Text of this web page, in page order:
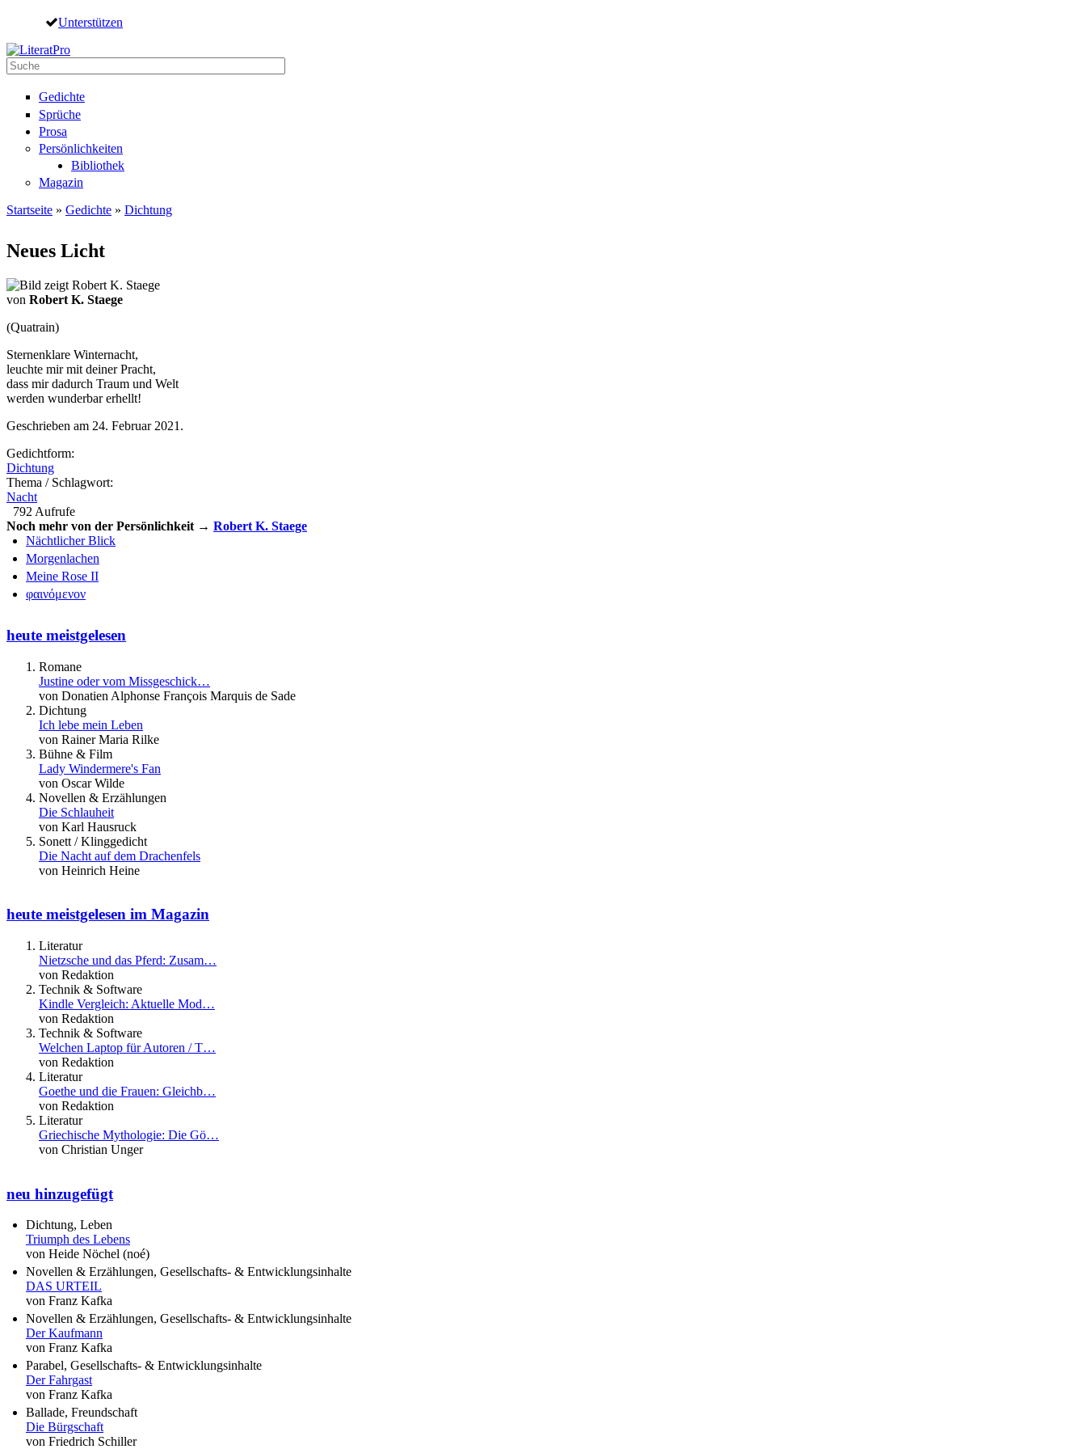
Direkt zum Inhalt
Unterstützen
Suche
Gedichte
Sprüche
Prosa
Persönlichkeiten
Bibliothek
Magazin
Startseite » Gedichte » Dichtung
Neues Licht
von Robert K. Staege
(Quatrain)
Sternenklare Winternacht,
leuchte mir mit deiner Pracht,
dass mir dadurch Traum und Welt
werden wunderbar erhellt!
Geschrieben am 24. Februar 2021.
Gedichtform:
Dichtung
Thema / Schlagwort:
Nacht
792 Aufrufe
Noch mehr von der Persönlichkeit → Robert K. Staege
Nächtlicher Blick
Morgenlachen
Meine Rose II
φαινόμενον
heute meistgelesen
Romane
Justine oder vom Missgeschick…
von Donatien Alphonse François Marquis de Sade
Dichtung
Ich lebe mein Leben
von Rainer Maria Rilke
Bühne & Film
Lady Windermere's Fan
von Oscar Wilde
Novellen & Erzählungen
Die Schlauheit
von Karl Hausruck
Sonett / Klinggedicht
Die Nacht auf dem Drachenfels
von Heinrich Heine
heute meistgelesen im Magazin
Literatur
Nietzsche und das Pferd: Zusam…
von Redaktion
Technik & Software
Kindle Vergleich: Aktuelle Mod…
von Redaktion
Technik & Software
Welchen Laptop für Autoren / T…
von Redaktion
Literatur
Goethe und die Frauen: Gleichb…
von Redaktion
Literatur
Griechische Mythologie: Die Gö…
von Christian Unger
neu hinzugefügt
Dichtung, Leben
Triumph des Lebens
von Heide Nöchel (noé)
Novellen & Erzählungen, Gesellschafts- & Entwicklungsinhalte
DAS URTEIL
von Franz Kafka
Novellen & Erzählungen, Gesellschafts- & Entwicklungsinhalte
Der Kaufmann
von Franz Kafka
Parabel, Gesellschafts- & Entwicklungsinhalte
Der Fahrgast
von Franz Kafka
Ballade, Freundschaft
Die Bürgschaft
von Friedrich Schiller